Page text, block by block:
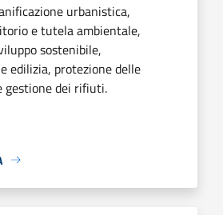
urbanistica,
e tutela ambientale,
sostenibile,
edilizia, protezione delle
gestione dei rifiuti.